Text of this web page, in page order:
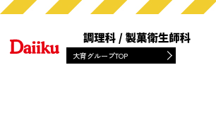
大育グループTOP